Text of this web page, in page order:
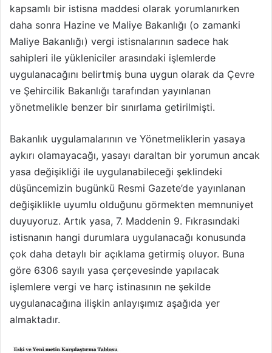
kapsamlı bir istisna maddesi olarak yorumlanırken
daha sonra Hazine ve Maliye Bakanlığı (o zamanki
Maliye Bakanlığı) vergi istisnalarının sadece hak
sahipleri ile yükleniciler arasındaki işlemlerde
uygulanacağını belirtmiş buna uygun olarak da Çevre
ve Şehircilik Bakanlığı tarafından yayınlanan
yönetmelikle benzer bir sınırlama getirilmişti.
Bakanlık uygulamalarının ve Yönetmeliklerin yasaya
aykırı olamayacağı, yasayı daraltan bir yorumun ancak
yasa değişikliği ile uygulanabileceği şeklindeki
düşüncemizin bugünkü Resmi Gazete’de yayınlanan
değişiklikle uyumlu olduğunu görmekten memnuniyet
duyuyoruz. Artık yasa, 7. Maddenin 9. Fıkrasındaki
istisnanın hangi durumlara uygulanacağı konusunda
çok daha detaylı bir açıklama getirmiş oluyor. Buna
göre 6306 sayılı yasa çerçevesinde yapılacak
işlemlere vergi ve harç istinasının ne şekilde
uygulanacağına ilişkin anlayışımız aşağıda yer
almaktadır.